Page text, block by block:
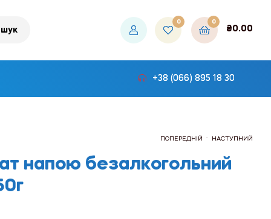
0 0
₴0.00
+38 (066) 895 18 30
ПОПЕРЕДНІЙ НАСТУПНИЙ
напою безалкогольний